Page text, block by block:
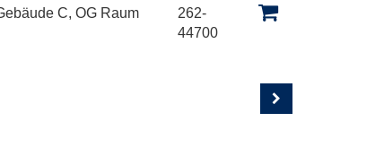
C, OG Raum
262-
44700